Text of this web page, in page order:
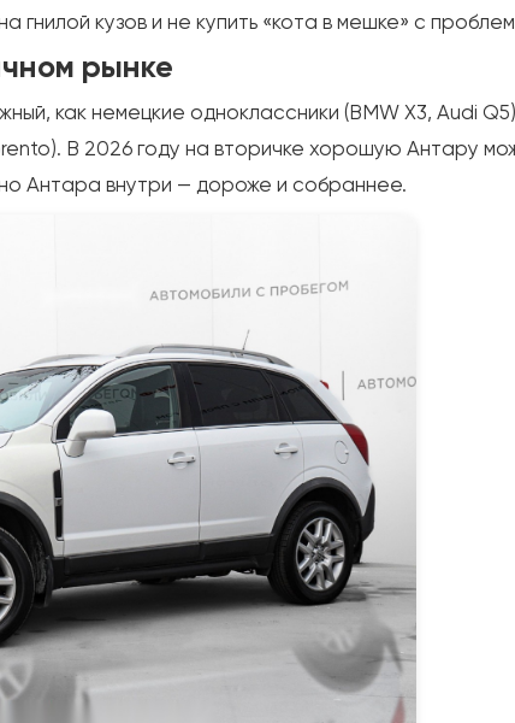
кузов и не купить «кота в мешке» с
рынке
как немецкие одноклассники (BMW X3, Audi
В 2026 году на вторичке хорошую Антару
Антара внутри — дороже и собраннее.